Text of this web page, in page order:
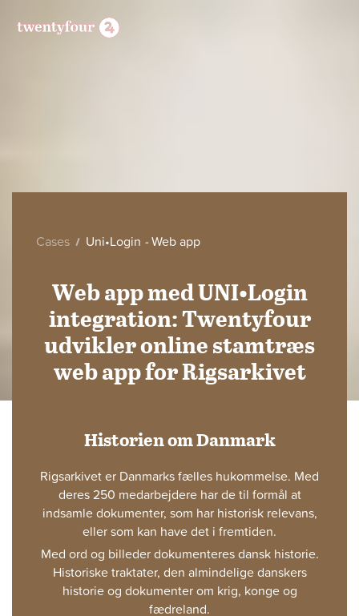
Cases Uni•Login -Web app
Web app med UNI•Login
integration: Twentyfour
udvikler online stamtræs
web app for Rigsarkivet
Historien om Danmark
Rigsarkivet er Danmarks fælles hukommelse. Med
deres 250 medarbejdere har de til formål at
indsamle dokumenter, som har historisk relevans,
eller som kan have det i fremtiden.
Med ord og billeder dokumenteres dansk historie.
Historiske traktater, den almindelige danskers
historie og dokumenter om krig, konge og
fædreland.